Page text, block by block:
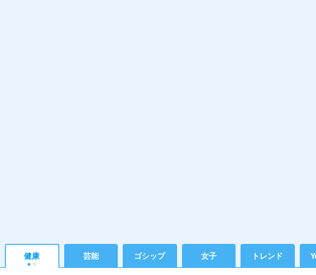
健康 芸能 ゴシップ 女子 トレンド